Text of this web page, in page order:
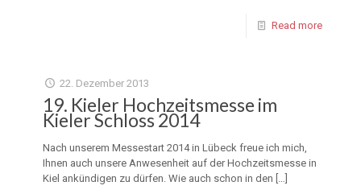
Read more
22. Dezember 2013
19. Kieler Hochzeitsmesse im
Kieler Schloss 2014
Nach unserem Messestart 2014 in Lübeck freue ich mich,
Ihnen auch unsere Anwesenheit auf der Hochzeitsmesse in
Kiel ankündigen zu dürfen. Wie auch schon in den […]